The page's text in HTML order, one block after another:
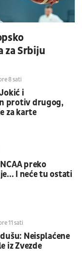
za Srbiju
8 sati
i
protiv drugog,
za karte
preko
I neće tu ostati
11 sati
Neisplaćene
iz Zvezde